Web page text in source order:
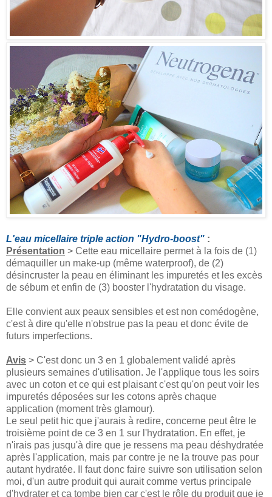
L'eau micellaire triple action "Hydro-boost" :
Présentation > Cette eau micellaire permet à la fois de (1)
démaquiller un make-up (même waterproof), de (2)
désincruster la peau en éliminant les impuretés et les excès
de sébum et enfin de (3) booster l'hydratation du visage.
Elle convient aux peaux sensibles et est non comédogène,
c'est à dire qu'elle n'obstrue pas la peau et donc évite de
futurs imperfections.
Avis > C'est donc un 3 en 1 globalement validé après
plusieurs semaines d'utilisation. Je l'applique tous les soirs
avec un coton et ce qui est plaisant c'est qu'on peut voir les
impuretés déposées sur les cotons après chaque
application (moment très glamour).
Le seul petit hic que j'aurais à redire, concerne peut être le
troisième point de ce 3 en 1 sur l'hydratation. En effet, je
n'irais pas jusqu'à dire que je ressens ma peau déshydratée
après l'application, mais par contre je ne la trouve pas pour
autant hydratée. Il faut donc faire suivre son utilisation selon
moi, d'un autre produit qui aurait comme vertus principale
d'hydrater et ça tombe bien car c'est le rôle du produit que je